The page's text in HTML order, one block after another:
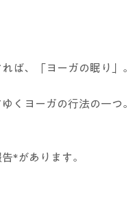
ば、「ヨーガの眠り」。
くヨーガの行法の一つ
*があります。